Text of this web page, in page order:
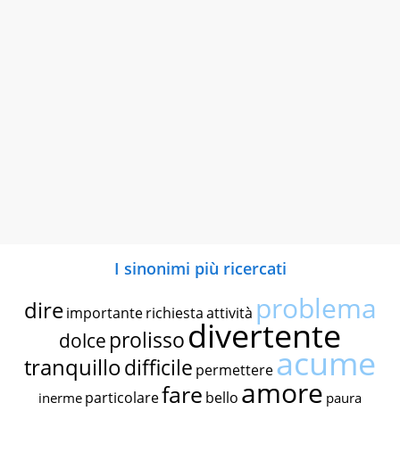
I sinonimi più ricercati
dire importante richiestaattività problema
dolce prolissodivertente
tranquillodifficile permettereacume
inerme particolarefare bello amore paura